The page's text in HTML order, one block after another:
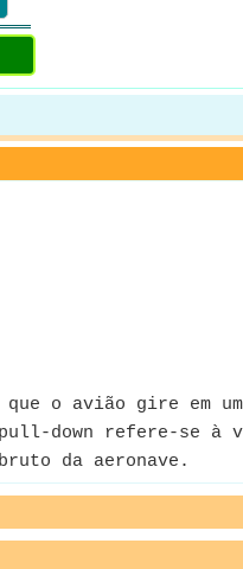
o avião gire em
down refere-se à
da aeronave.